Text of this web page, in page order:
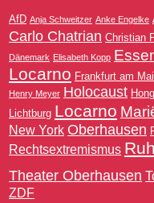
AfD Anja Schweitzer Anke Engelke
Carlo Chatrian Christian
Dänemark Elisabeth Kopp
Locarno Frankfurt am
Henry Meyer Holocaust
Lichtburg Locarno
New York Oberhausen
Rechtsextremismus
Theater Oberhausen
ZDF